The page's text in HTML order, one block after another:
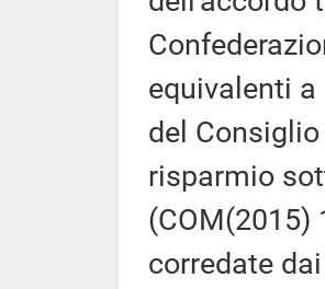
equivalenti
del
risparmio
(COM(2015)
corredate